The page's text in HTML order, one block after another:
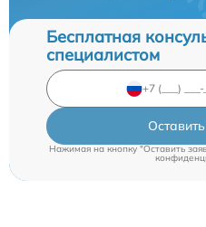
Бесплатная
специалистом
Нажимая на кнопку "Оставить